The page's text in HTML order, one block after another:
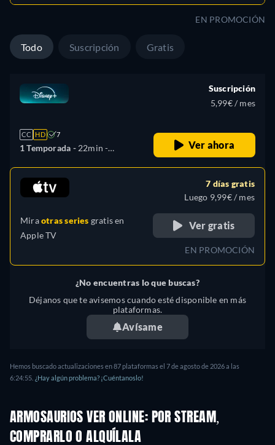
Holandés, Polaco, Portugués
(Brasil), Turco
EN PROMOCIÓN
Todo Suscripción Gratis
CC HD 7
1 Temporada - 22min -
Inglés, Español (América
Latina), Francés, Italiano,
(Brasil), Turco
Suscripción
5,99€ / mes
Ver ahora
Miraotras series gratis en
Apple TV
7 días gratis
Luego 9,99€ / mes
Ver gratis
EN PROMOCIÓN
¿No encuentras lo que buscas?
Déjanos que te avisemos cuando esté disponible en más
plataformas.
Avísame
Hemos buscado actualizaciones en 87 plataformas el 7 de agosto de 2026 a las
6:24:55. ¿Hay algún problema? ¡Cuéntanoslo!
ARMOSAURIOS VER ONLINE: POR STREAM,
COMPRARLO O ALQUÍLALA